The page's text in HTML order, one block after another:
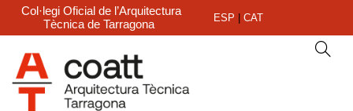
Col·legi Oficial de l’Arquitectura
Tècnica de Tarragona
ESP CAT